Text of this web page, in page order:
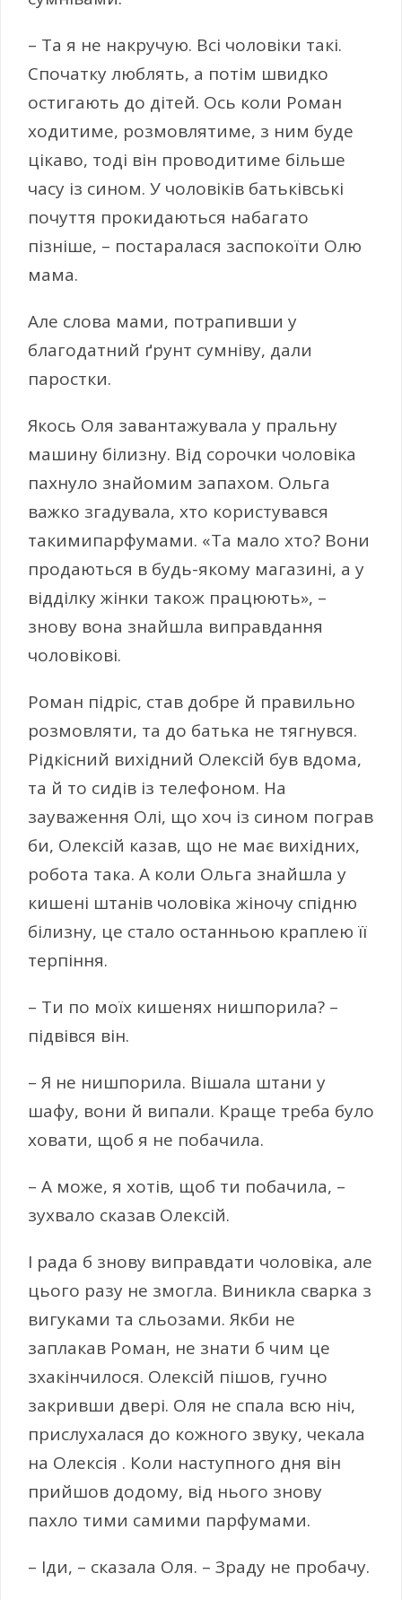
– Та я не накручую. Всі чоловіки такі.
Спочатку люблять, а потім швидко
остигають до дітей. Ось коли Роман
ходитиме, розмовлятиме, з ним буде
цікаво, тоді він проводитиме більше
часу із сином. У чоловіків батьківські
почуття прокидаються набагато
пізніше, – постаралася заспокоїти Олю
мама.
Але слова мами, потрапивши у
благодатний ґрунт сумніву, дали
паростки.
Якось Оля завантажувала у пральну
машину білизну. Від сорочки чоловіка
пахнуло знайомим запахом. Ольга
важко згадувала, хто користувався
такимипарфумами. «Та мало хто? Вони
продаються в будь-якому магазині, а у
відділку жінки також працюють», –
знову вона знайшла виправдання
чоловікові.
Роман підріс, став добре й правильно
розмовляти, та до батька не тягнувся.
Рідкісний вихідний Олексій був вдома,
та й то сидів із телефоном. На
зауваження Олі, що хоч із сином пограв
би, Олексій казав, що не має вихідних,
робота така. А коли Ольга знайшла у
кишені штанів чоловіка жіночу спідню
білизну, це стало останньою краплею її
терпіння.
– Ти по моїх кишенях нишпорила? –
підвівся він.
– Я не нишпорила. Вішала штани у
шафу, вони й випали. Краще треба було
ховати, щоб я не побачила.
– А може, я хотів, щоб ти побачила, –
зухвало сказав Олексій.
І рада б знову виправдати чоловіка, але
цього разу не змогла. Виникла сварка з
вигуками та сльозами. Якби не
заплакав Роман, не знати б чим це
зхакінчилося. Олексій пішов, гучно
закривши двері. Оля не спала всю ніч,
прислухалася до кожного звуку, чекала
на Олексія . Коли наступного дня він
прийшов додому, від нього знову
пахло тими самими парфумами.
– Іди, – сказала Оля. – Зраду не пробачу.